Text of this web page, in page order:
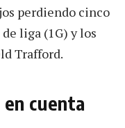
perdiendo cinco
liga (1G) y los
Trafford.
cuenta